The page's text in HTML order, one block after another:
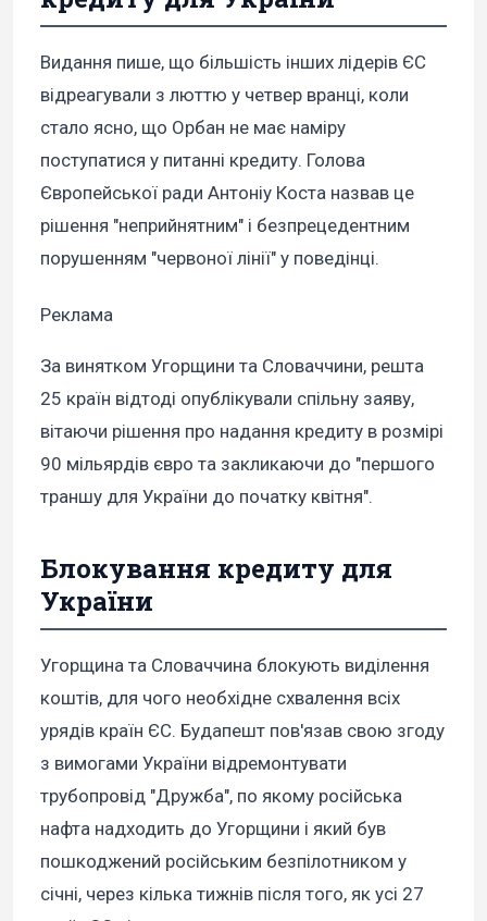
Видання пише, що більшість інших лідерів ЄС
відреагували з люттю у четвер вранці, коли
стало ясно, що Орбан не має наміру
поступатися у питанні кредиту. Голова
Європейської ради Антоніу Коста назвав це
рішення "неприйнятним" і безпрецедентним
порушенням "червоної лінії" у поведінці.
Реклама
За винятком Угорщини та Словаччини, решта
25 країн відтоді опублікували спільну заяву,
вітаючи рішення про надання кредиту в розмірі
90 мільярдів євро та закликаючи до "першого
траншу для України до початку квітня".
Блокування кредиту для
України
Угорщина та Словаччина блокують виділення
коштів, для чого необхідне схвалення всіх
урядів країн ЄС. Будапешт пов'язав свою згоду
з вимогами України відремонтувати
трубопровід "Дружба", по якому російська
нафта надходить до Угорщини і який був
пошкоджений російським безпілотником у
січні, через кілька тижнів після того, як усі 27